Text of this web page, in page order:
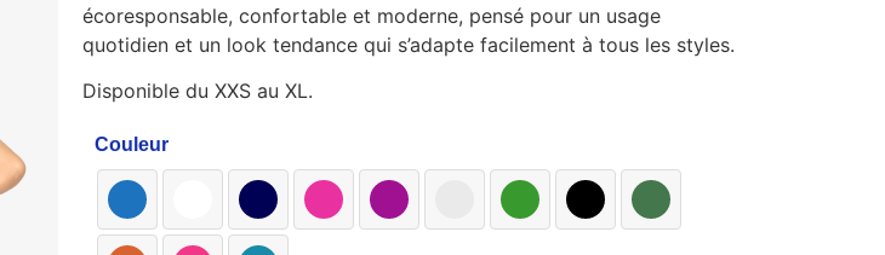
écoresponsable, confortable et moderne, pensé pour un usage
quotidien et un look tendance qui s’adapte facilement à tous les styles.
Disponible du XXS au XL.
Couleur